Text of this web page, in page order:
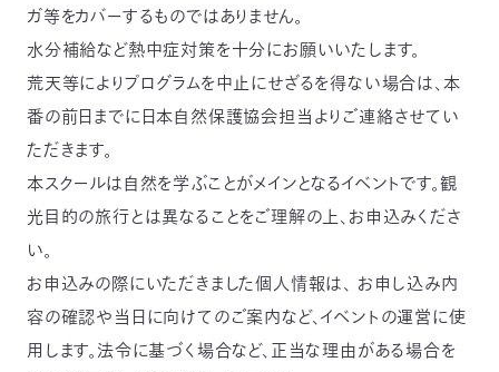
ガ等をカバーするものではありません。
水分補給など熱中症対策を十分にお願いいたします。
荒天等によりプログラムを中止にせざるを得ない場合は、本
番の前日までに日本自然保護協会担当よりご連絡させてい
ただきます。
本スクールは自然を学ぶことがメインとなるイベントです。観
光目的の旅行とは異なることをご理解の上、お申込みくださ
い。
お申込みの際にいただきました個人情報は、 お申し込み内
容の確認や当日に向けてのご案内など、イベントの運営に使
用します。法令に基づく場合など、正当な理由がある場合を